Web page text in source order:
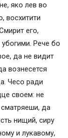
яко лев во
восхитити
его,
Рече бо
да не видит
вознесется
Чесо ради
своем: не
да
нищий, сиру
и лукавому,